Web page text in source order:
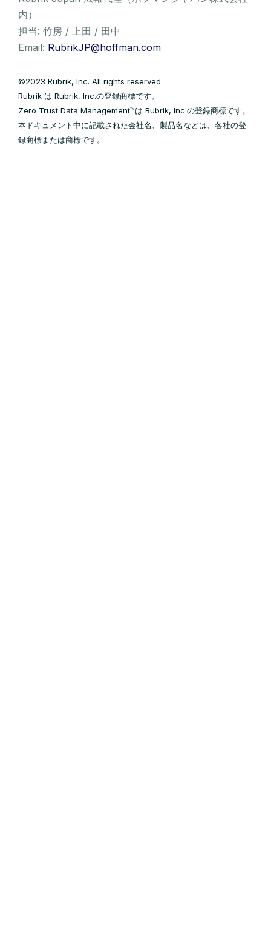
内）
担当: 竹房 / 上田 / 田中
Email: RubrikJP@hoffman.com
©2023 Rubrik, Inc. All rights reserved.
Rubrik は Rubrik, Inc.の登録商標です。
Zero Trust Data Management™は Rubrik, Inc.の登録商標です。
本ドキュメント中に記載された会社名、製品名などは、各社の登
録商標または商標です。